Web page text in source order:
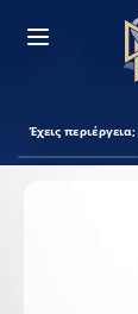
Έχεις περιέργεια;